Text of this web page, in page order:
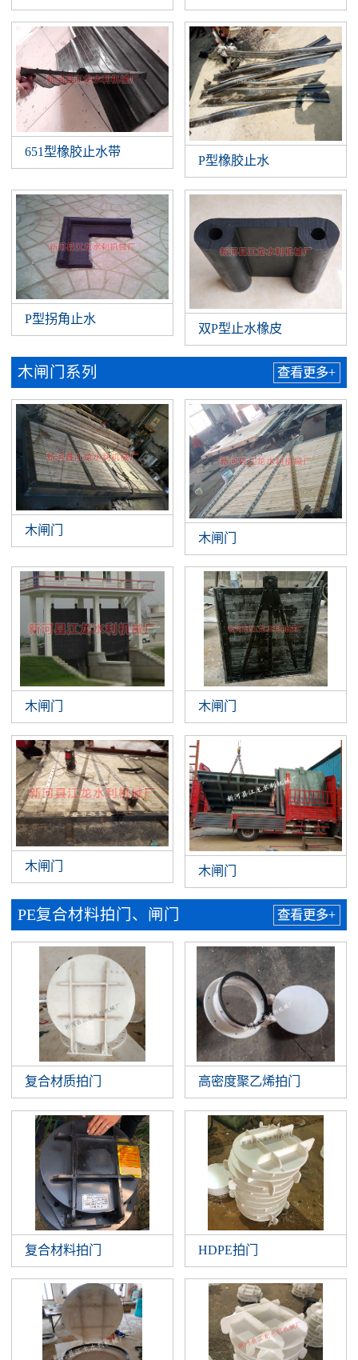
651型橡胶止水带
P型橡胶止水
P型拐角止水
双P型止水橡皮
木闸门系列 查看更多+
木闸门
木闸门
木闸门 木闸门
木闸门 木闸门
PE复合材料拍门、闸门 查看更多+
复合材质拍门 高密度聚乙烯拍门
复合材料拍门 HDPE拍门